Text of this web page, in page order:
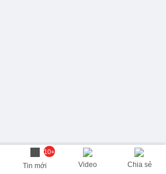
10+
Tin mới Video Chia sẻ